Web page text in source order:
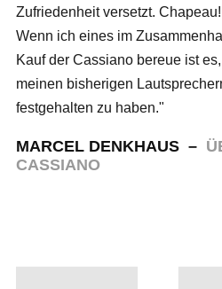
Zufriedenheit versetzt. Chapeau!
Wenn ich eines im
Kauf der Cassiano bereue ist
meinen bisherigen
festgehalten zu haben."
MARCEL DENKHAUS –
CASSIANO